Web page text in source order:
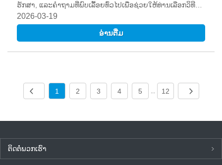
ຮັກສາ, ແລະຄໍາຖາມທີ່ພົບເລື້ອຍທົ່ວໄປເພື່ອຊ່ວຍໃຫ້ທ່ານເລືອກວິທີແກ້
ໄຂທີ່ເຫມາະສົມ.
2026-03-19
ອ່ານ​ຕື່ມ
1 2 3 4 5 12
ຕິດ​ຕໍ່​ພວກ​ເຮົາ